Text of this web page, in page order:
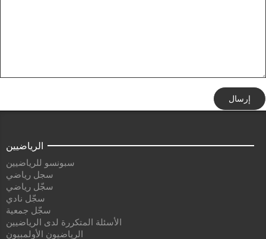
إرسال
الرياضيين
سبونسو للرياضيين
سجل رياضي
سجّل رياضي
سجّل نادي
سجّل جمعية
الأسئلة المتكررة لدى الرياضيين
الرياضيون الأولمبيون